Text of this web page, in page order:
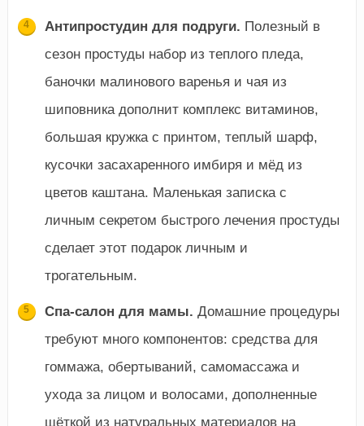
Антипростудин для подруги. Полезный в
сезон простуды набор из теплого пледа,
баночки малинового варенья и чая из
шиповника дополнит комплекс витаминов,
большая кружка с принтом, теплый шарф,
кусочки засахаренного имбиря и мёд из
цветов каштана. Маленькая записка с
личным секретом быстрого лечения простуды
сделает этот подарок личным и
трогательным.
Спа-салон для мамы. Домашние процедуры
требуют много компонентов: средства для
гоммажа, обертываний, самомассажа и
ухода за лицом и волосами, дополненные
щёткой из натуральных материалов на